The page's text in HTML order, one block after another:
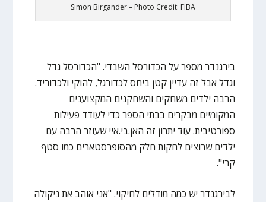
Simon Birgander – Photo Credit: FIBA
בירגנדר מספר על הכדורסל השבדי. "הכדורסל גדל
וגדל אבל זה עדיין קטן ביחס לכדורגל, להוקי ולכדוריד.
הרבה ילדים משחקים והשחקנים המקצוענים
המקומיים מבקרים בבתי הספר כדי לעודד פעילות
ספורטיבית. עוד יתרון זה האן.בי.איי שעוזר הרבה עם
ילדים שרוצים לחקות חלק מהסופרסטארים כמו סטף
קרי".
לבירגנדר יש כמה מודלים לחיקוי. "אני אוהב את ניקולה